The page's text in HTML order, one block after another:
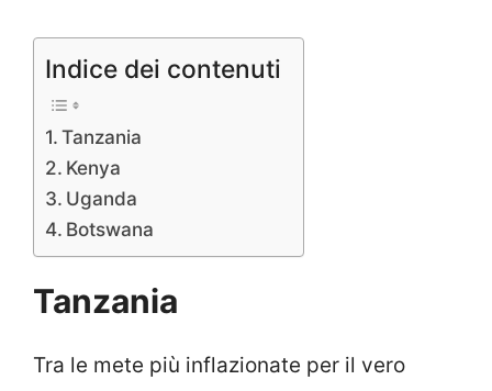
Indice dei contenuti
Tanzania
Kenya
Uganda
Botswana
Tanzania
Tra le mete più inflazionate per il vero